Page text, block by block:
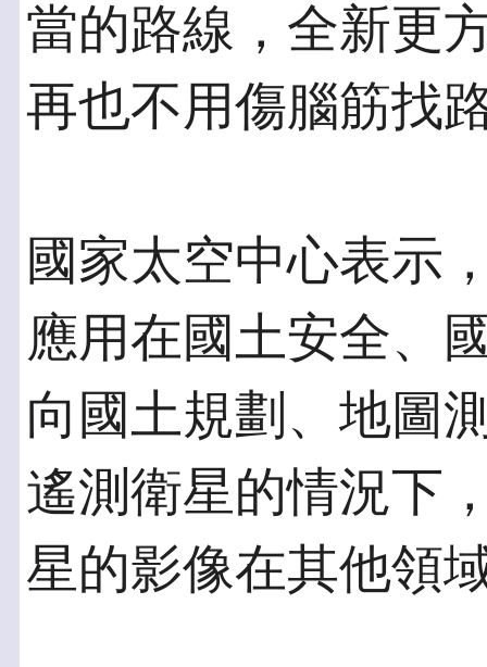
當的路線，全新更
再也不用傷腦筋找
國家太空中心表示
應用在國土安全、
向國土規劃、地圖
遙測衛星的情況下
星的影像在其他領